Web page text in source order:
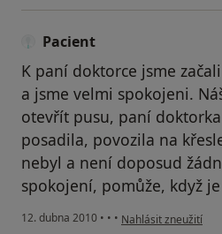
Pacient
K paní doktorce jsme
a jsme velmi spokojeni.
otevřít pusu, paní
posadila, povozila na
nebyl a není doposud
spokojení, pomůže, když
12. dubna 2010 • • • podle názoru
Nahlásit zneužití